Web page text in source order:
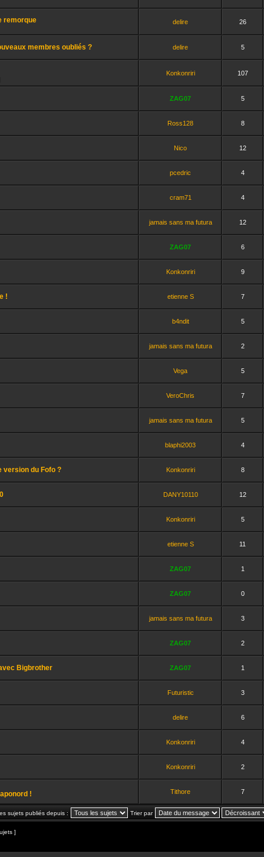
remorque delire 26
membres oubliés ? delire 5
Konkonriri 107
ZAG07 5
Ross128 8
Nico 12
pcedric 4
cram71 4
jamais sans ma futura 12
ZAG07 6
Konkonriri 9
! etienne S 7
b4ndit 5
jamais sans ma futura 2
Vega 5
VeroChris 7
jamais sans ma futura 5
blaphi2003 4
version du Fofo ? Konkonriri 8
DANY10110 12
Konkonriri 5
etienne S 11
ZAG07 1
ZAG07 0
jamais sans ma futura 3
ZAG07 2
Bigbrother ZAG07 1
Futuristic 3
delire 6
Konkonriri 4
Konkonriri 2
! Tithore 7
sujets publiés depuis : Trier par
]